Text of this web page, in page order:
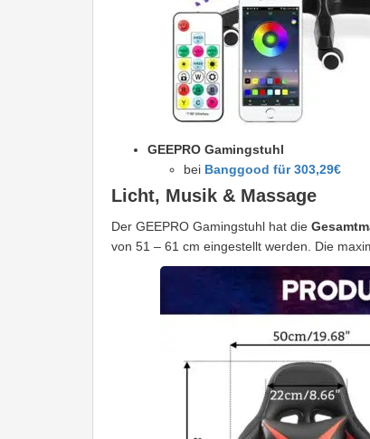
GEEPRO Gamingstuhl
bei Banggood für 303,29€
Licht, Musik & Massage
Der GEEPRO Gamingstuhl hat die
von 51 – 61 cm eingestellt werden. Die